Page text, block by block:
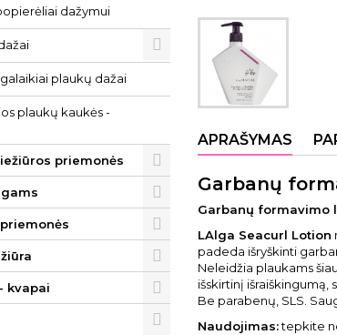
dažymui
plaukų dažai
plaukų kaukės -
priemonės
kvapai
APRAŠYMAS
Garbanų
Garbanų formavimo
LAlga Seacurl Lotion
padeda išryškinti
Neleidžia plaukams
išskirtinį išraiškingumą,
Be parabenų, SLS.
Naudojimas:tepkite